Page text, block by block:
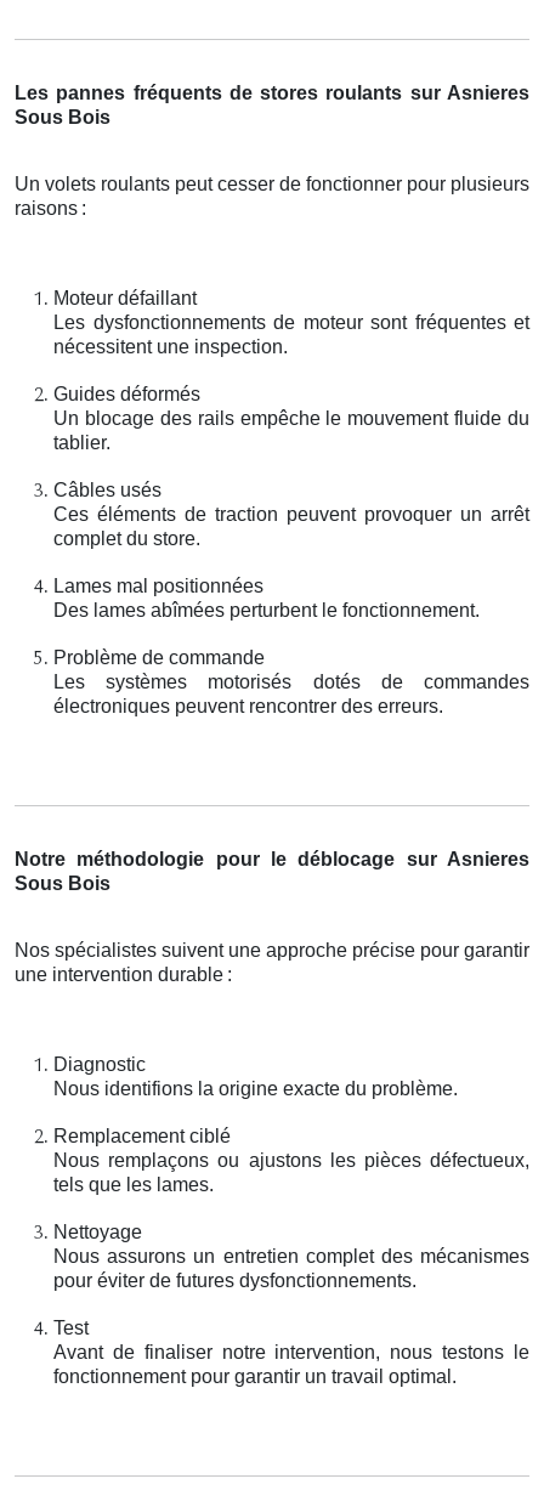
Les pannes fréquents de stores roulants sur Asnieres
Sous Bois
Un volets roulants peut cesser de fonctionner pour plusieurs
raisons :
Moteur défaillant
Les dysfonctionnements de moteur sont fréquentes et
nécessitent une inspection.
Guides déformés
Un blocage des rails empêche le mouvement fluide du
tablier.
Câbles usés
Ces éléments de traction peuvent provoquer un arrêt
complet du store.
Lames mal positionnées
Des lames abîmées perturbent le fonctionnement.
Problème de commande
Les systèmes motorisés dotés de commandes
électroniques peuvent rencontrer des erreurs.
Notre méthodologie pour le déblocage sur Asnieres
Sous Bois
Nos spécialistes suivent une approche précise pour garantir
une intervention durable :
Diagnostic
Nous identifions la origine exacte du problème.
Remplacement ciblé
Nous remplaçons ou ajustons les pièces défectueux,
tels que les lames.
Nettoyage
Nous assurons un entretien complet des mécanismes
pour éviter de futures dysfonctionnements.
Test
Avant de finaliser notre intervention, nous testons le
fonctionnement pour garantir un travail optimal.